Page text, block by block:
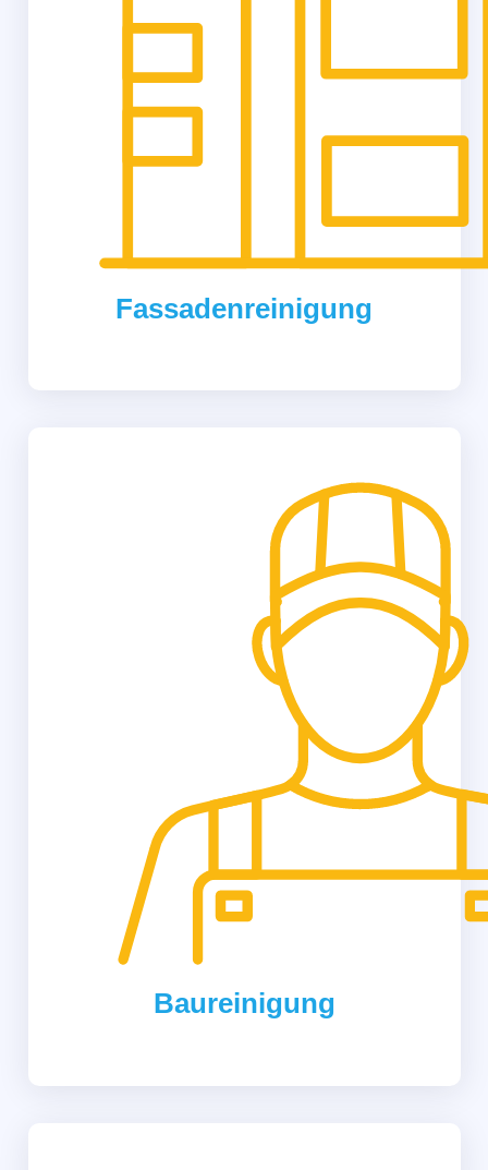
Fassadenreinigung
Baureinigung